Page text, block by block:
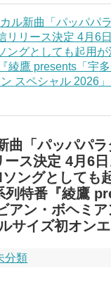
ル新曲「パッパパ
リリース決定 4月6
ングとしても起用
綾鷹 presents「宇
スペシャル 2026
曲「パッパパラ
ース決定 4月6
ソングとしても
列特番『綾鷹
アン・ボヘミ
サイズ初オン
分類